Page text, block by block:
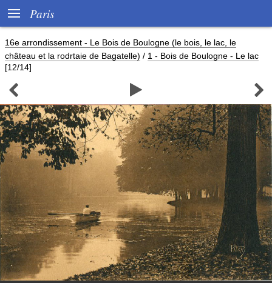
 Paris
16e arrondissement - Le Bois de Boulogne (le bois, le lac, le
château et la rodrtaie de Bagatelle) / 1 - Bois de Boulogne - Le lac
[12/14]
  